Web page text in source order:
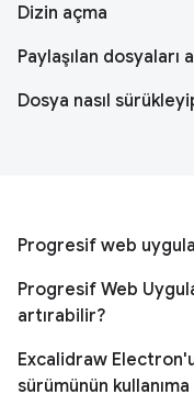
Dizin açma
Paylaşılan dosyaları
Dosya nasıl
Progresif web
Progresif Web
artırabilir?
Excalidraw
sürümünün kullanıma